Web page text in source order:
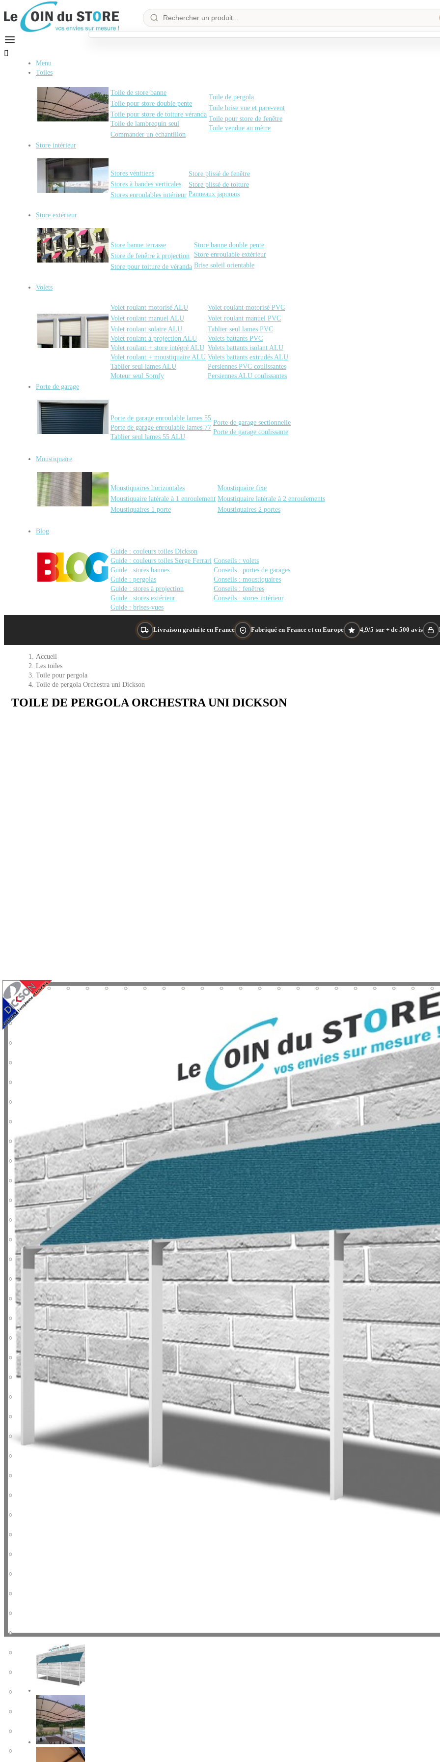

Menu
Toiles
Toile de store banne
Toile pour store double pente
Toile pour store de toiture véranda
Toile de lambrequin seul
Commander un échantillon
Toile de pergola
Toile brise vue et pare-vent
Toile pour store de fenêtre
Toile vendue au mètre
Store intérieur
Stores vénitiens
Stores à bandes verticales
Stores enroulables intérieur
Store plissé de fenêtre
Store plissé de toiture
Panneaux japonais
Store extérieur
Store banne terrasse
Store de fenêtre à projection
Store pour toiture de véranda
Store banne double pente
Store enroulable extérieur
Brise soleil orientable
Volets
Volet roulant motorisé ALU
Volet roulant manuel ALU
Volet roulant solaire ALU
Volet roulant à projection ALU
Volet roulant + store intégré ALU
Volet roulant + moustiquaire ALU
Tablier seul lames ALU
Moteur seul Somfy
Volet roulant motorisé PVC
Volet roulant manuel PVC
Tablier seul lames PVC
Volets battants PVC
Volets battants isolant ALU
Volets battants extrudés ALU
Persiennes PVC coulissantes
Persiennes ALU coulissantes
Porte de garage
Porte de garage enroulable lames 55
Porte de garage enroulable lames 77
Tablier seul lames 55 ALU
Porte de garage sectionnelle
Porte de garage coulissante
Moustiquaire
Moustiquaires horizontales
Moustiquaire latérale à 1 enroulement
Moustiquaires 1 porte
Moustiquaire fixe
Moustiquaire latérale à 2 enroulements
Moustiquaires 2 portes
Blog
Guide : couleurs toiles Dickson
Guide : couleurs toiles Serge Ferrari
Guide : stores bannes
Guide : pergolas
Guide : stores à projection
Guide : stores extérieur
Guide : brises-vues
Conseils : volets
Conseils : portes de garages
Conseils : moustiquaires
Conseils : fenêtres
Conseils : stores intérieur
Livraison gratuite en France Fabriqué en France et en Europe 4,9/5 sur + de 500 avis
Accueil
Les toiles
Toile pour pergola
Toile de pergola Orchestra uni Dickson
TOILE DE PERGOLA ORCHESTRA UNI DICKSON